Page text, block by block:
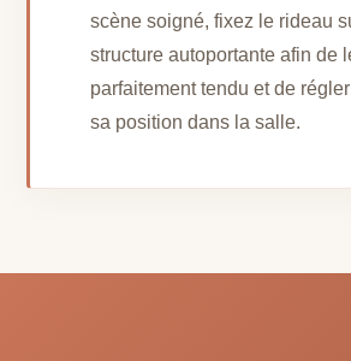
scène soigné, fixez le rideau
structure autoportante afin de
parfaitement tendu et de
sa position dans la salle.